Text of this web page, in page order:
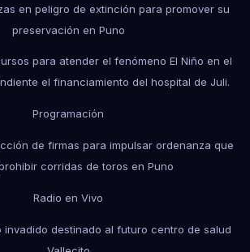
en peligro de extinción para promover su
preservación en Puno
para atender el fenómeno El Niño en el
el financiamiento del hospital de Juli.
Programación
de firmas para impulsar ordenanza que
corridas de toros en Puno
Radio en Vivo
invadido destinado al futuro centro de salud